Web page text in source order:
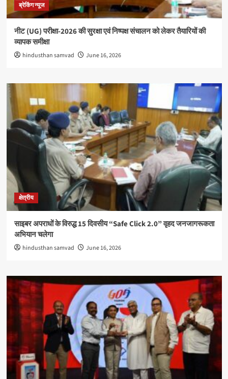
ब्रेकिंग न्यूज
नीट (UG) परीक्षा-2026 की सुरक्षा एवं निष्पक्ष संचालन को लेकर तैयारियों की
व्यापक समीक्षा
hindusthan samvad June 16, 2026
क्षेत्रीय
साइबर अपराधों के विरुद्ध 15 दिवसीय “Safe Click 2.0” वृहद जनजागरूकता
अभियान चलेगा
hindusthan samvad June 16, 2026